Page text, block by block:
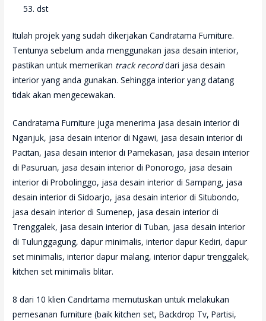
dst
Itulah projek yang sudah dikerjakan Candratama Furniture.
Tentunya sebelum anda menggunakan jasa desain interior,
pastikan untuk memerikan track recorddari jasa desain
interior yang anda gunakan. Sehingga interior yang datang
tidak akan mengecewakan.
Candratama Furniture juga menerima jasa desain interior di
Nganjuk, jasa desain interior di Ngawi, jasa desain interior di
Pacitan, jasa desain interior di Pamekasan, jasa desain interior
di Pasuruan, jasa desain interior di Ponorogo, jasa desain
interior di Probolinggo, jasa desain interior di Sampang, jasa
desain interior di Sidoarjo, jasa desain interior di Situbondo,
jasa desain interior di Sumenep, jasa desain interior di
Trenggalek, jasa desain interior di Tuban, jasa desain interior
di Tulunggagung, dapur minimalis, interior dapur Kediri, dapur
set minimalis, interior dapur malang, interior dapur trenggalek,
kitchen set minimalis blitar.
8 dari 10 klien Candrtama memutuskan untuk melakukan
pemesanan furniture (baik kitchen set, Backdrop Tv, Partisi,